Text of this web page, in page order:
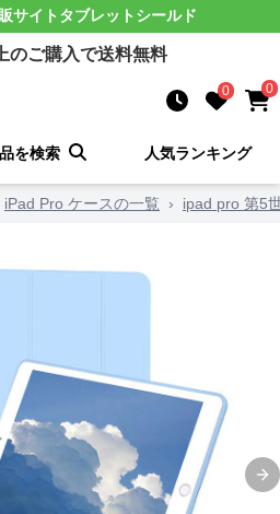
サイト タブレットシールド
のご購入で送料無料
0 0
を検索 人気ランキング
iPad Pro ケースの一覧 › ipad pro 第5